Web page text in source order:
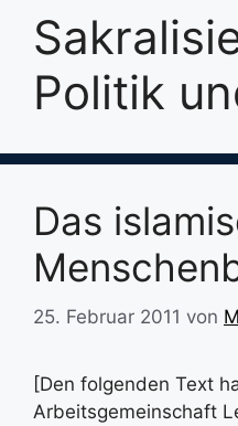
Politik
Das
25. Februar 2011 von
[Den folgenden Text
Arbeitsgemeinschaft